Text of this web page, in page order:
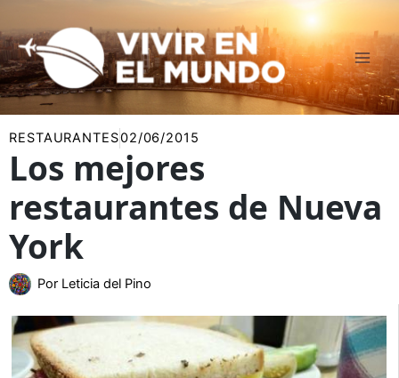
al
contenido
RESTAURANTES02/06/2015
Los mejores
restaurantes de Nueva
York
Por Leticia del Pino